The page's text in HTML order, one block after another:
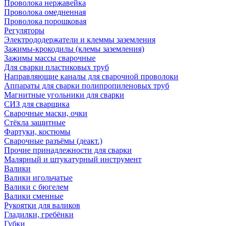
Проволока нержавейка
Проволока омедненная
Проволока порошковая
Регуляторы
Электрододержатели и клеммы заземления
Зажимы-крокодилы (клемы заземления)
Зажимы массы сварочные
Для сварки пластиковых труб
Направляющие каналы для сварочной проволоки
Аппараты для сварки полипропиленовых труб
Магнитные угольники для сварки
СИЗ для сварщика
Сварочные маски, очки
Стёкла защитные
Фартуки, костюмы
Сварочные разъёмы (деакт.)
Прочие принадлежности для сварки
Малярный и штукатурный инструмент
Валики
Валики игольчатые
Валики с бюгелем
Валики сменные
Рукоятки для валиков
Гладилки, гребёнки
Губки